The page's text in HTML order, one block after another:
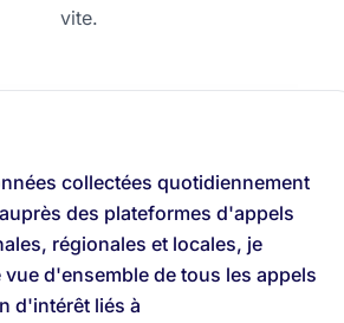
vite.
collectées quotidiennement
des plateformes d'appels
régionales et locales, je
d'ensemble de tous les appels
d'intérêt liés à